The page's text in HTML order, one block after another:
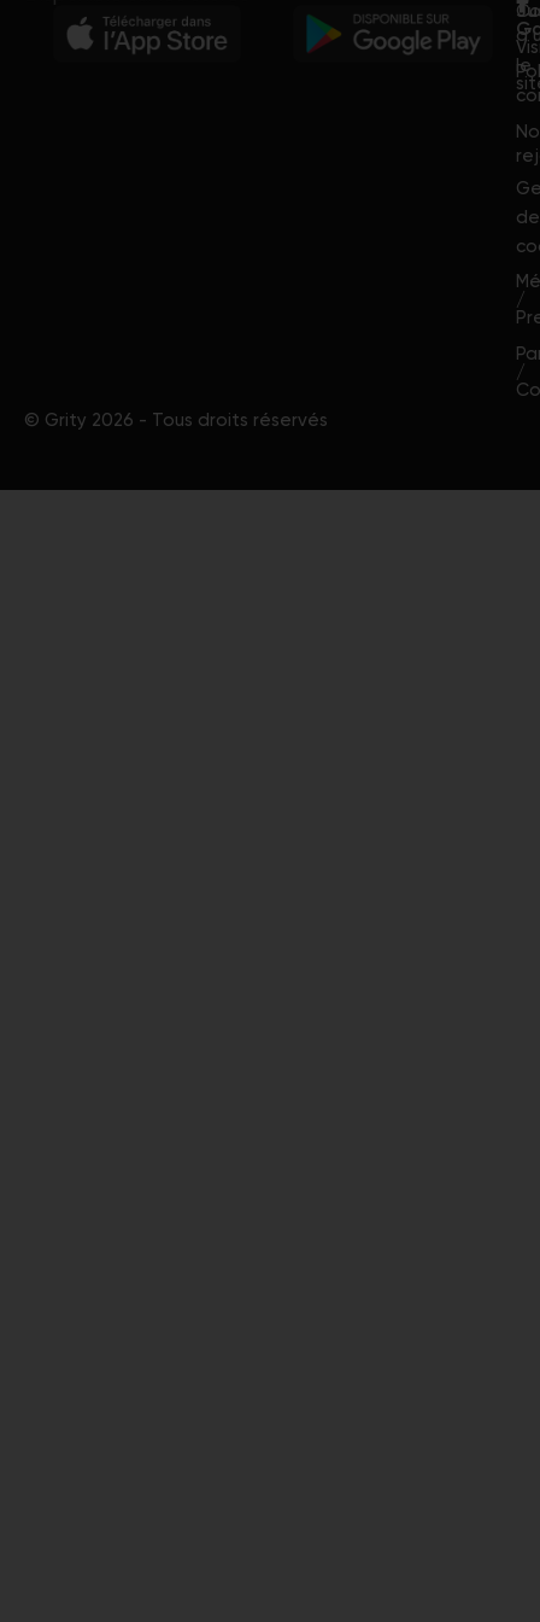
/
/
le
© Grity 2026 - Tous droits réservés